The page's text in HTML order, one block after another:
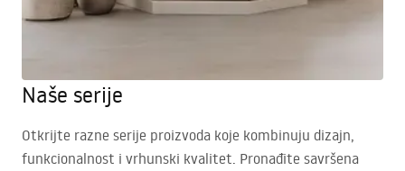
Naše serije
Otkrijte razne serije proizvoda koje kombinuju dizajn,
funkcionalnost i vrhunski kvalitet. Pronađite savršena